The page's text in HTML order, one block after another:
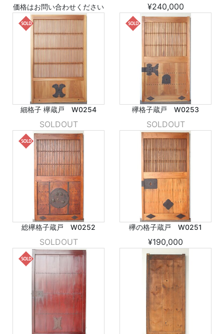
価格はお問い合わせください ¥240,000
細格子 欅蔵戸 W0254
SOLDOUT
欅格子蔵戸 W0253
SOLDOUT
総欅格子蔵戸 W0252
SOLDOUT
欅の格子蔵戸 W0251
¥190,000